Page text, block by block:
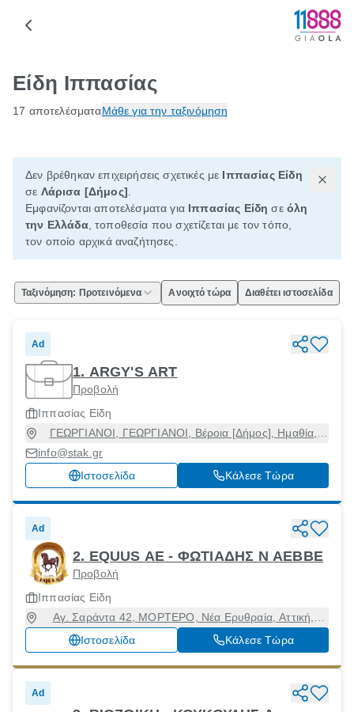
Είδη Ιππασίας
17 αποτελέσματαΜάθε για την ταξινόμηση
Δεν βρέθηκαν επιχειρήσεις σχετικές με Ιππασίας Είδη
σε Λάρισα [Δήμος]
Εμφανίζονται αποτελέσματα για Ιππασίας Είδη σεόλη
την Ελλάδα, τοποθεσία που σχετίζεται με τον τόπο,
τον οποίο αρχικά αναζήτησες.
Ταξινόμηση: Προτεινόμενα Ανοιχτό τώρα Διαθέτει ιστοσελίδα
Ad
1. ARGY'S ART
Προβολή
Ιππασίας Είδη
ΓΕΩΡΓΙΑΝΟΙ, ΓΕΩΡΓΙΑΝΟΙ, Βέροια [Δήμος], Ημαθία,
info@stak.gr
Ιστοσελίδα
Κάλεσε Τώρα
Ad
2. EQUUS ΑΕ - ΦΩΤΙΑΔΗΣ Ν ΑΕΒΒΕ
Προβολή
Ιππασίας Είδη
Αγ. Σαράντα 42, ΜΟΡΤΕΡΟ, Νέα Ερυθραία, Αττική,
14671
Ιστοσελίδα Κάλεσε Τώρα
Ad